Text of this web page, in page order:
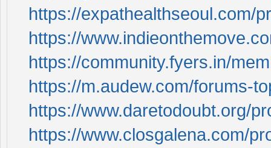
https://expathealthseoul.com/
https://
https://community.fyers.in/
https://m.audew.com/forums-
https://www.daretodoubt.org/
https://www.closgalena.com/